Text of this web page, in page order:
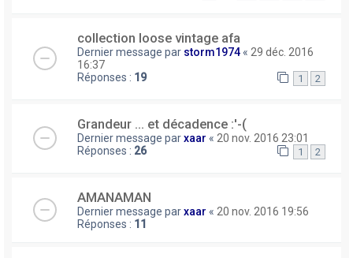
collection loose vintage afa
Dernier message par storm1974 « 29 déc. 2016
16:37
Réponses : 19 1 2
Grandeur ... et décadence :'-(
Dernier message parxaar « 20 nov. 2016 23:01
Réponses : 26 1 2
AMANAMAN
Dernier message parxaar « 20 nov. 2016 19:56
Réponses : 11